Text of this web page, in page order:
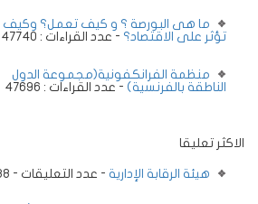
ما هى البورصة ؟ و كيف تعمل؟ وكيف
تؤثر على الاقتصاد؟ - عدد القراءات : 47740
منظمة الفرانكفونية(مجموعة الدول
الناطقة بالفرنسية) - عدد القراءات : 47696
الاكثر تعليقا
هيئة الرقابة الإدارية - عدد التعليقات - 38